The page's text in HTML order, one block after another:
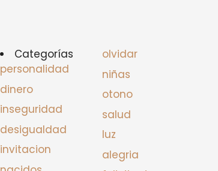
Categorías
personalidad
dinero
inseguridad
desigualdad
invitacion
olvidar
niñas
otono
salud
luz
alegria